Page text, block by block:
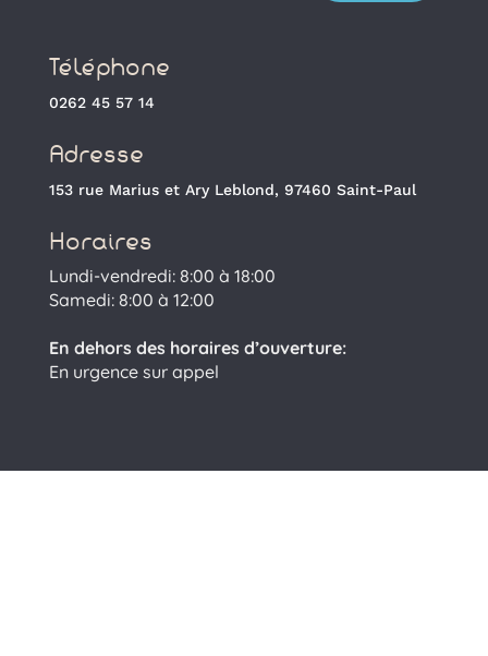
Téléphone
0262 45 57 14
Adresse
153 rue Marius et Ary Leblond, 97460 Saint-Paul
Horaires
Lundi-vendredi: 8:00 à 18:00
Samedi: 8:00 à 12:00
En dehors des horaires d’ouverture:
En urgence sur appel